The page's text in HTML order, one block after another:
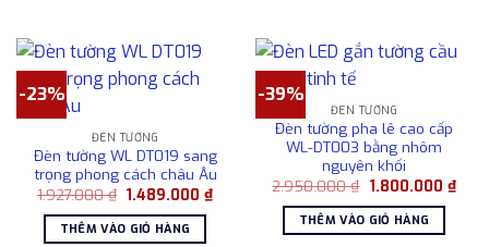
-23%
ĐÈN TƯỜNG
Đèn tường WL DT019 sang
trọng phong cách châu Âu
1.927.000₫ Giá
là:
1.927.000 ₫.
1.489.000₫Giá
hiện
THÊM VÀO GIỎ HÀNG
-39%
ĐÈN TƯỜNG
Đèn tường pha lê cao cấp
WL-DT003 bằng nhôm
nguyên khối
2.950.000₫ Giá
là:
2.950.000 ₫.
1.800.000 ₫Giá
hiện
THÊM VÀO GIỎ HÀNG